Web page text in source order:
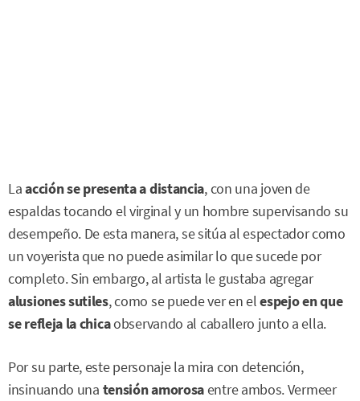
Laacción se presenta a distancia, con una joven de
espaldas tocando el virginal y un hombre supervisando su
desempeño. De esta manera, se sitúa al espectador como
un voyerista que no puede asimilar lo que sucede por
completo. Sin embargo, al artista le gustaba agregar
alusiones sutiles, como se puede ver en elespejo en que
se refleja la chicaobservando al caballero junto a ella.
Por su parte, este personaje la mira con detención,
insinuando una tensión amorosaentre ambos. Vermeer